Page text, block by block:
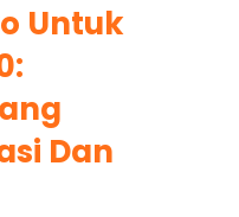
Untuk
Dan